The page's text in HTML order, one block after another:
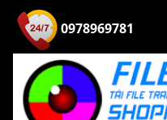
0978969781